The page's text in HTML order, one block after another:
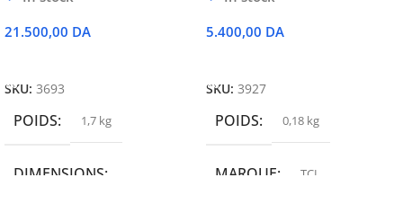
21.500,00 DA
SKU: 3693
POIDS 1,7 kg
DIMENSIONS
5.400,00 DA
SKU: 3927
POIDS 0,18 kg
MARQUE TCL